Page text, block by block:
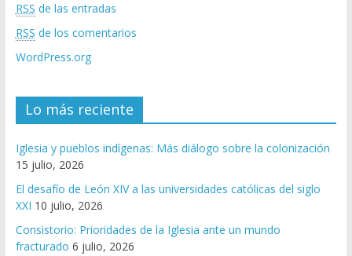
RSS de las entradas
RSS de los comentarios
WordPress.org
Lo más reciente
Iglesia y pueblos indígenas: Más diálogo sobre la colonización
15 julio, 2026
El desafío de León XIV a las universidades católicas del siglo
XXI 10 julio, 2026
Consistorio: Prioridades de la Iglesia ante un mundo
fracturado 6 julio, 2026